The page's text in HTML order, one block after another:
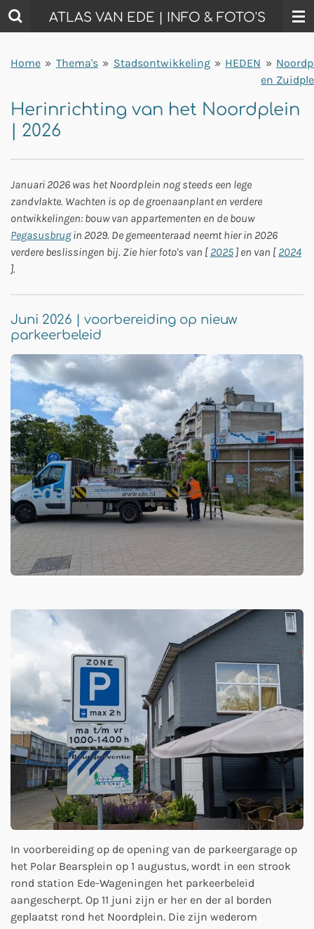
Ga
direct
de
ATLAS VAN EDE | INFO & FOTO'S
Home » Thema's » Stadsontwikkeling » HEDEN »
en
Herinrichting van het Noordplein
| 2026
Januari 2026 was het Noordplein nog steeds een lege
zandvlakte. Wachten is op de groenaanplant en verdere
ontwikkelingen: bouw van appartementen en de bouw
Pegasusbrugin 2029. De gemeenteraad neemt hier in 2026
verdere beslissingen bij. Zie hier foto's van [ 2025 ] en van [ 2024
].
Juni 2026 | voorbereiding op nieuw
parkeerbeleid
In voorbereiding op de opening van de parkeergarage op
het Polar Bearsplein op 1 augustus, wordt in een strook
rond station Ede-Wageningen het parkeerbeleid
aangescherpt. Op 11 juni zijn er her en der al borden
geplaatst rond het Noordplein. Die zijn wederom